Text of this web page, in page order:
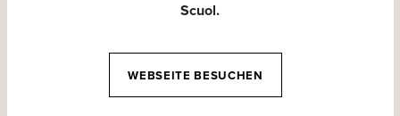
Scuol.
WEBSEITE BESUCHEN